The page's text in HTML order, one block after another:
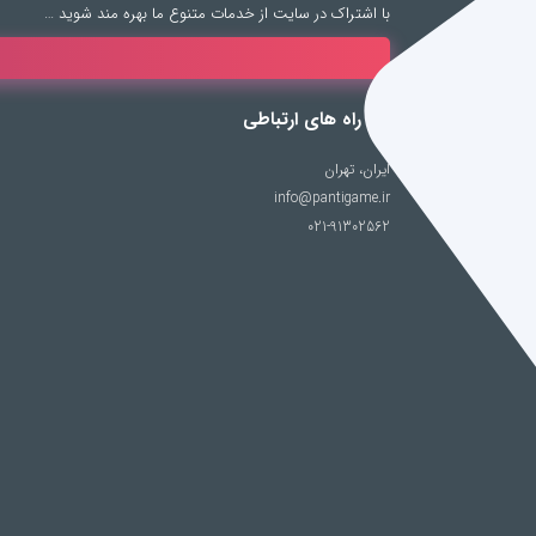
با اشتراک در سایت از خدمات متنوع ما بهره مند شوید …
راه های ارتباطی
ایران، تهران
info@pantigame.ir
021-91302562